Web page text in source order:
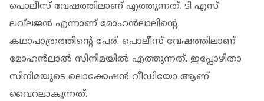
പൊലീസ് വേഷത്തിലാണ് എത്തുന്നത്. ടി എസ്
ലവ്‌ലജൻ എന്നാണ് മോഹൻലാലിന്റെ
കഥാപാത്രത്തിന്റെ പേര്. പൊലീസ് വേഷത്തിലാണ്
മോഹൻലാൽ സിനിമയിൽ എത്തുന്നത്. ഇപ്പോഴിതാ
സിനിമയുടെ ലൊക്കേഷൻ വീഡിയോ ആണ്
വൈറലാകുന്നത്.